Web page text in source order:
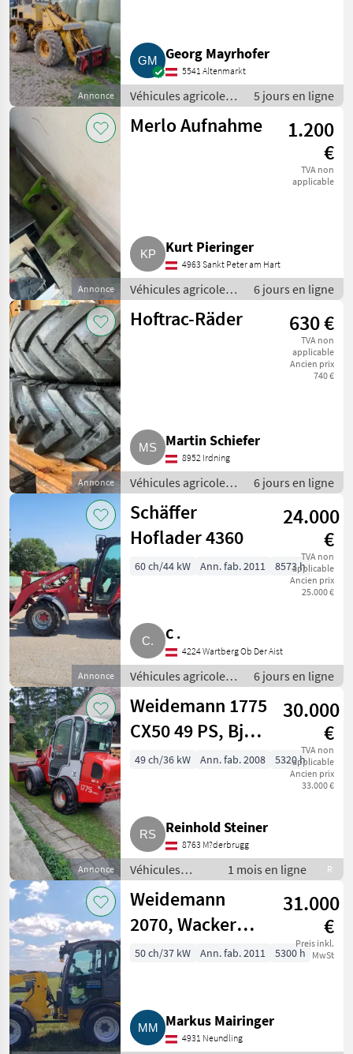
Annonce
Georg Mayrhofer
5541 Altenmarkt
Véhicules agricoles
à moteur /
Chargeurs de ferme
5 jours en ligne
Annonce
Merlo Aufnahme
1.200
€
TVA non
applicable
Kurt Pieringer
4963 Sankt Peter am Hart
Véhicules agricoles
à moteur /
Chargeurs de ferme
6 jours en ligne
Annonce
Hoftrac-Räder 630 €
TVA non
applicable
Ancien prix
740 €
Martin Schiefer
8952 Irdning
Véhicules agricoles
à moteur /
Chargeurs de ferme
6 jours en ligne
Annonce
Schäffer
Hoflader 4360
24.000
€
TVA non
applicable
Ancien prix
25.000 €
60 ch/44 kW Ann. fab. 2011 8573 h
C .
4224 Wartberg Ob Der Aist
Véhicules agricoles
à moteur /
Chargeurs de ferme
6 jours en ligne
Annonce
Weidemann 1775
CX50 49 PS, Bj.
2008, Preis
30.000
€
TVA non
applicable
Ancien prix
33.000 €
49 ch/36 kW Ann. fab. 2008 5320 h
Reinhold Steiner
8763 M?derbrugg
Véhicules
agricoles à
moteur /
Chargeurs de
ferme
1 mois en ligne R
Weidemann
2070, Wacker
Neuson WL 36
31.000
€
Preis inkl.
MwSt
50 ch/37 kW Ann. fab. 2011 5300 h
Markus Mairinger
4931 Neundling